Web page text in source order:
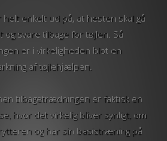
enkelt ud på, at hesten skal gå
svare tilbage for tøjlen. Så
er i virkeligheden blot en
af tøjlehjælpen.
tilbagetrædningen er faktisk en
hvor det virkelig bliver synligt, om
og har sin basistræning på